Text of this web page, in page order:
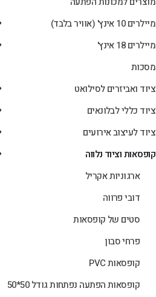
מיילרים 10 אינץ' (אוויר בלבד)
מיילרים 18 אינץ'
מסכות
ציוד ואביזרים לסילואט
ציוד כללי לבלונאים
ציוד לעיצוב אירועים
קופסאות וציוד נלווה
ארגוניות אקריל
דובי פרווה
סטים של קופסאות
פרחי סבון
קופסאות PVC
קופסאות הפתעה נפתחות גודל 50*50